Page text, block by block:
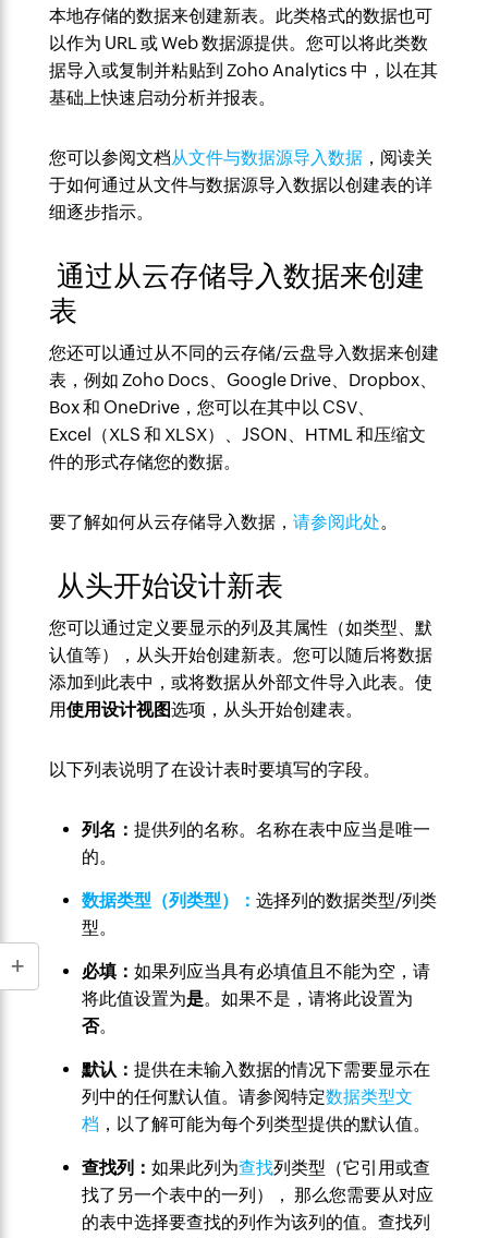
本地存储的数据来创建新表。此类格式的数据也可
以作为 URL 或 Web 数据源提供。您可以将此类数
据导入或复制并粘贴到 Zoho Analytics 中，以在其
基础上快速启动分析并报表。
您可以参阅文档从文件与数据源导入数据，阅读关
于如何通过从文件与数据源导入数据以创建表的详
细逐步指示。
通过从云存储导入数据来创建
表
您还可以通过从不同的云存储/云盘导入数据来创建
表，例如 Zoho Docs、Google Drive、Dropbox、
Box 和 OneDrive，您可以在其中以 CSV、
Excel（XLS 和 XLSX）、JSON、HTML 和压缩文
件的形式存储您的数据。
要了解如何从云存储导入数据， 请参阅此处。
从头开始设计新表
您可以通过定义要显示的列及其属性（如类型、默
认值等），从头开始创建新表。您可以随后将数据
添加到此表中，或将数据从外部文件导入此表。使
用使用设计视图选项，从头开始创建表。
以下列表说明了在设计表时要填写的字段。
列名： 提供列的名称。名称在表中应当是唯一
的。
数据类型（列类型）： 选择列的数据类型/列类
型。
必填： 如果列应当具有必填值且不能为空，请
将此值设置为是。如果不是，请将此设置为
否。
默认： 提供在未输入数据的情况下需要显示在
列中的任何默认值。请参阅特定数据类型文
档 ，以了解可能为每个列类型提供的默认值。
查找列： 如果此列为查找列类型（它引用或查
找了另一个表中的一列）， 那么您需要从对应
的表中选择要查找的列作为该列的值。查找列